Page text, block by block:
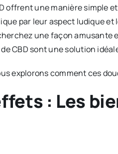
offrent une manière simple
par leur aspect ludique
une façon amusante
CBD sont une solution
explorons comment ces
: Les